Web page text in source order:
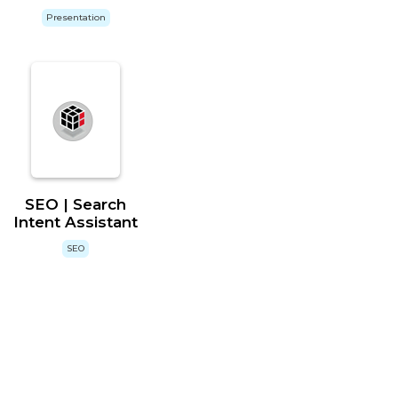
Presentation
SEO | Search
Intent Assistant
SEO